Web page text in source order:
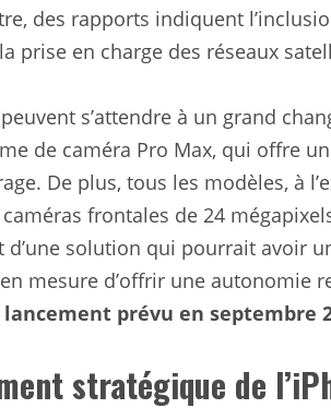
des rapports indiquent
prise en charge des réseaux
s’attendre à un grand
de caméra Pro Max, qui offre
De plus, tous les modèles, à
frontales de 24
d’une solution qui pourrait avoir
mesure d’offrir une autonomie
prévu en septembre
stratégique de